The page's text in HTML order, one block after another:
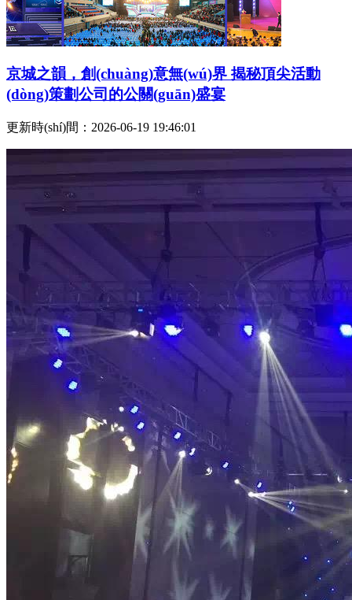
京城之韻，創(chuàng)意無(wú)界 揭秘頂尖活動
(dòng)策劃公司的公關(guān)盛宴
更新時(shí)間：2026-06-19 19:46:01